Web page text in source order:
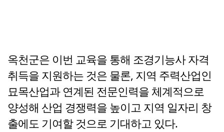
옥천군은 이번 교육을 통해 조경기능사 자격
취득을 지원하는 것은 물론, 지역 주력산업인
묘목산업과 연계된 전문인력을 체계적으로
양성해 산업 경쟁력을 높이고 지역 일자리 창
출에도 기여할 것으로 기대하고 있다.